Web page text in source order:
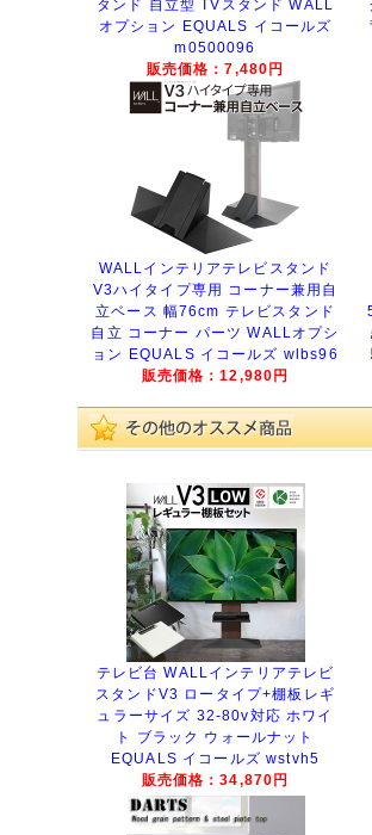
タンド 自立型 TVスタンド WALL
オプション EQUALS イコールズ
m0500096
販売価格：7,480円
WALLインテリアテレビスタンド
V3ハイタイプ専用 コーナー兼用自
立ベース 幅76cm テレビスタンド
自立 コーナー パーツ WALLオプシ
ョン EQUALS イコールズ wlbs96
販売価格：12,980円
テレビ台 WALLインテリアテレビ
スタンドV3 ロータイプ+棚板レギ
ュラーサイズ 32-80v対応 ホワイ
ト ブラック ウォールナット
EQUALS イコールズ wstvh5
販売価格：34,870円